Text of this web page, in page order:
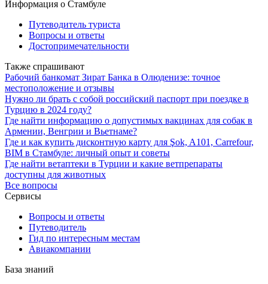
Информация о Стамбуле
Путеводитель туриста
Вопросы и ответы
Достопримечательности
Также спрашивают
Рабочий банкомат Зират Банка в Олюденизе: точное
местоположение и отзывы
Нужно ли брать с собой российский паспорт при поездке в
Турцию в 2024 году?
Где найти информацию о допустимых вакцинах для собак в
Армении, Венгрии и Вьетнаме?
Где и как купить дисконтную карту для Şok, A101, Carrefour,
BIM в Стамбуле: личный опыт и советы
Где найти ветаптеки в Турции и какие ветпрепараты
доступны для животных
Все вопросы
Сервисы
Вопросы и ответы
Путеводитель
Гид по интересным местам
Авиакомпании
База знаний